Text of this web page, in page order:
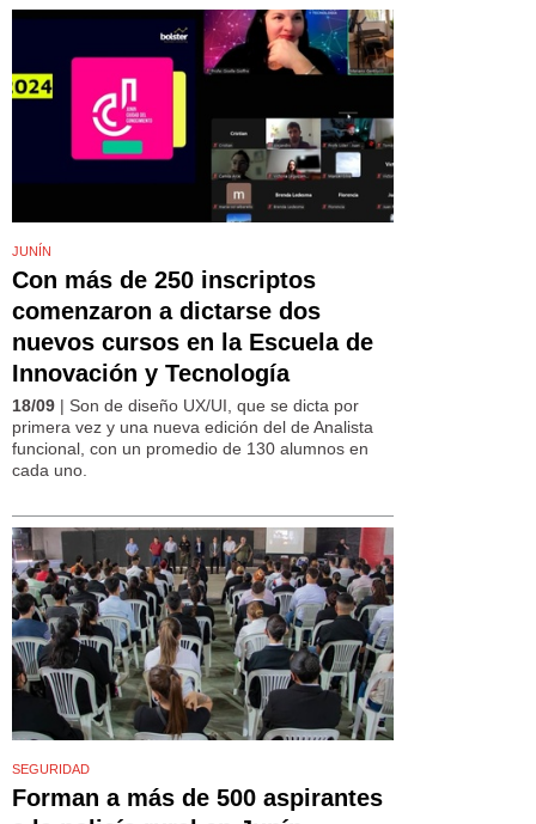
JUNÍN
Con más de 250 inscriptos
comenzaron a dictarse dos
nuevos cursos en la Escuela de
Innovación y Tecnología
18/09 | Son de diseño UX/UI, que se dicta por
primera vez y una nueva edición del de Analista
funcional, con un promedio de 130 alumnos en
cada uno.
SEGURIDAD
Forman a más de 500 aspirantes